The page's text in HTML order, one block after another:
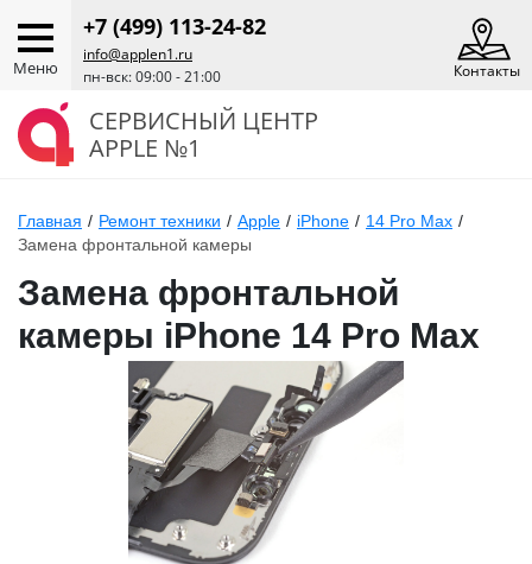
Меню
+7 (499) 113-24-82
info@applen1.ru
пн-вск: 09:00 - 21:00
Контакты
СЕРВИСНЫЙ ЦЕНТР
APPLE №1
Главная / Ремонт техники / Apple / iPhone / 14 Pro Max /
Замена фронтальной камеры
Замена фронтальной
камеры iPhone 14 Pro Max